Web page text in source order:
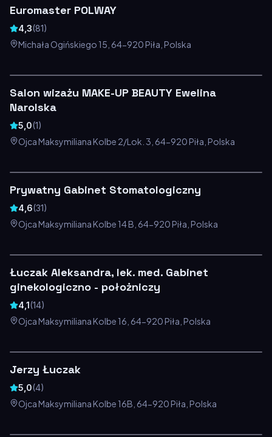
Euromaster POLWAY
4,3(81)
Michała Ogińskiego 15, 64-920 Piła, Polska
Salon wizażu MAKE-UP BEAUTY Ewelina
Narolska
5,0(1)
Ojca Maksymiliana Kolbe 2/Lok. 3, 64-920 Piła, Polska
Prywatny Gabinet Stomatologiczny
4,6(31)
Ojca Maksymiliana Kolbe 14 B, 64-920 Piła, Polska
Łuczak Aleksandra, lek. med. Gabinet
ginekologiczno - położniczy
4,1(14)
Ojca Maksymiliana Kolbe 16, 64-920 Piła, Polska
Jerzy Łuczak
5,0(4)
Ojca Maksymiliana Kolbe 16B, 64-920 Piła, Polska